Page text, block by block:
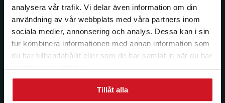
analysera vår trafik. Vi delar även information om din
användning av vår webbplats med våra partners inom
sociala medier, annonsering och analys. Dessa kan i sin
tur kombinera informationen med annan information som
du har tillhandahållit eller som de har samlat in när du har
använt deras tjänster.
Tillåt alla